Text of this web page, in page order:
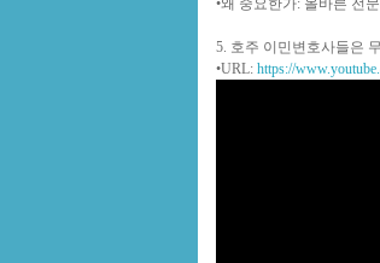
5. 호주 이민변호사들은
•URL: https://